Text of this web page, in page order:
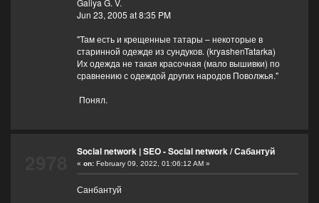
Galiya G. V.
Jun 23, 2005 at 8:35 PM
"Там есть и крещенные татары – некоторые в
старинной одежде из сундуков. (kryashenTatarka)
Их одежда не такая красочная (мало вышивки) по
сравнению с одеждой других народов Поволжья."
Понял.
Social network | SEO - Social network/Сабантуй
« on:February 09, 2022, 01:06:12 AM »
Санбантуй